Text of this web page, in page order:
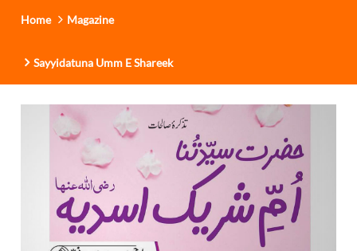
Home Magazine
Sayyidatuna Umm E Shareek